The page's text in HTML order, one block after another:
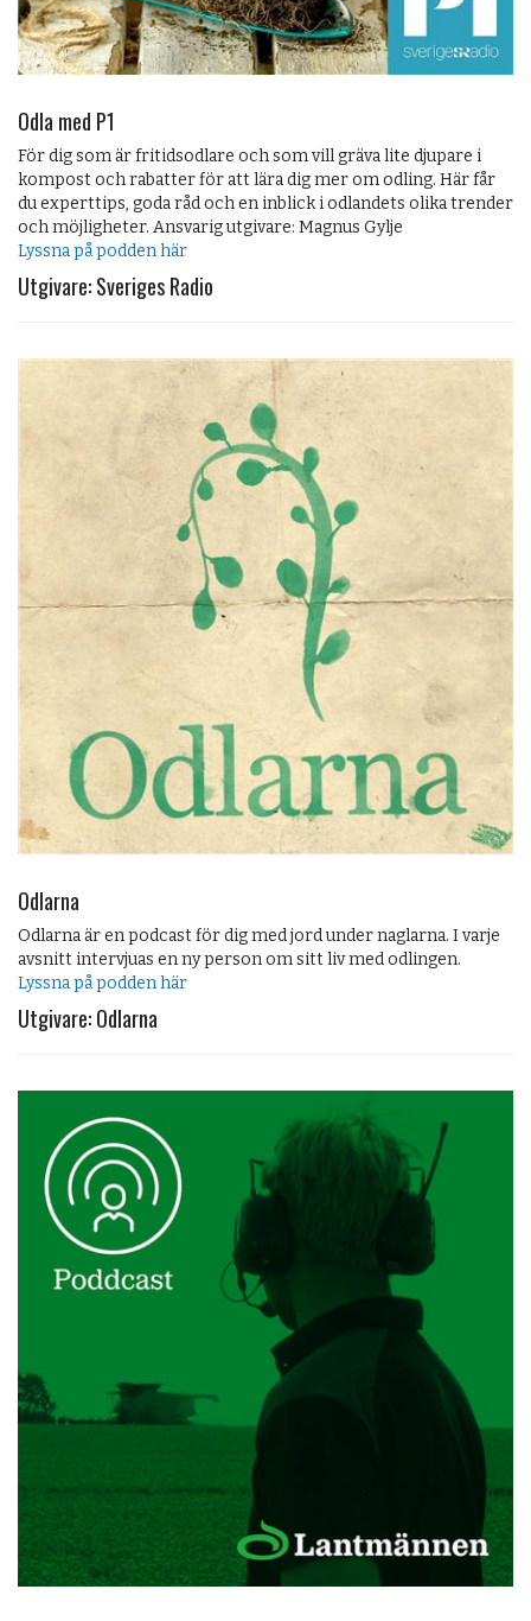
Odla med P1
För dig som är fritidsodlare och som vill gräva lite djupare i
kompost och rabatter för att lära dig mer om odling. Här får
du experttips, goda råd och en inblick i odlandets olika trender
och möjligheter. Ansvarig utgivare: Magnus Gylje
Lyssna på podden här
Utgivare: Sveriges Radio
Odlarna
Odlarna är en podcast för dig med jord under naglarna. I varje
avsnitt intervjuas en ny person om sitt liv med odlingen.
Lyssna på podden här
Utgivare: Odlarna